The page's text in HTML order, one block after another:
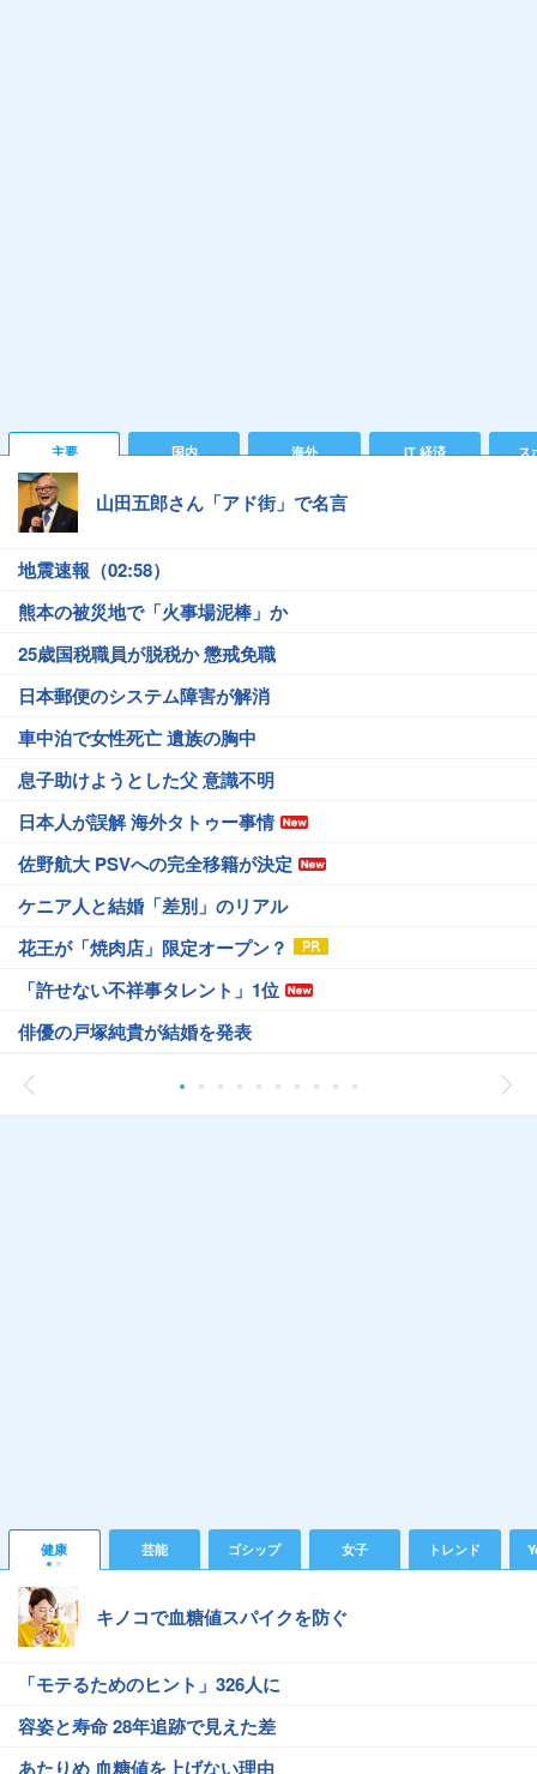
主要 国内 海外 IT 経済 ス
山田五郎さん「アド街」で名言
地震速報（02:58）
熊本の被災地で「火事場泥棒」か
25歳国税職員が脱税か 懲戒免職
日本郵便のシステム障害が解消
車中泊で女性死亡 遺族の胸中
息子助けようとした父 意識不明
日本人が誤解 海外タトゥー事情
佐野航大 PSVへの完全移籍が決定
ケニア人と結婚「差別」のリアル
花王が「焼肉店」限定オープン？
「許せない不祥事タレント」1位
俳優の戸塚純貴が結婚を発表
健康 芸能 ゴシップ 女子 トレンド
キノコで血糖値スパイクを防ぐ
「モテるためのヒント」326人に
容姿と寿命 28年追跡で見えた差
あたりめ 血糖値を上げない理由